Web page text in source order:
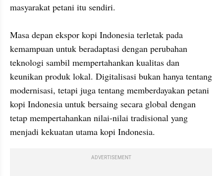
masyarakat petani itu sendiri.
Masa depan ekspor kopi Indonesia terletak pada
kemampuan untuk beradaptasi dengan perubahan
teknologi sambil mempertahankan kualitas dan
keunikan produk lokal. Digitalisasi bukan hanya tentang
modernisasi, tetapi juga tentang memberdayakan petani
kopi Indonesia untuk bersaing secara global dengan
tetap mempertahankan nilai-nilai tradisional yang
menjadi kekuatan utama kopi Indonesia.
ADVERTISEMENT